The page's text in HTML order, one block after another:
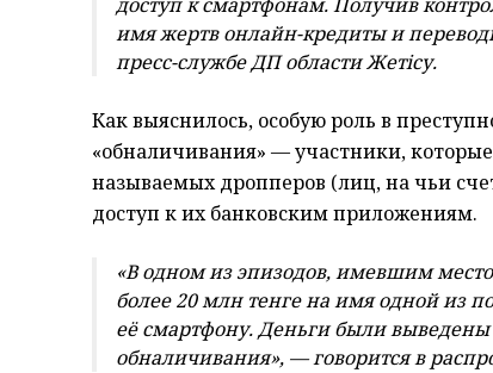
имя жертв онлайн-кредиты и
пресс-службе ДП области Жетiсу.
Как выяснилось, особую роль в
«обналичивания» — участники,
называемых дропперов (лиц, на чьи
доступ к их банковским приложениям.
«В одном из эпизодов, имевшим
более 20 млн тенге на имя одной из
её смартфону. Деньги были
обналичивания», — говорится в